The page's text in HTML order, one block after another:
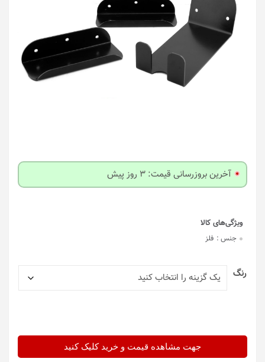
آخرین بروزرسانی قیمت: 3 روز پیش
جنس : فلز
رنگ
جهت مشاهده قیمت و خرید کلیک کنید